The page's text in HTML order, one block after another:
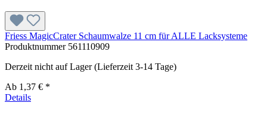
Friess MagicCrater Schaumwalze 11 cm für ALLE Lacksysteme
Produktnummer 561110909
Derzeit nicht auf Lager (Lieferzeit 3-14 Tage)
Ab 1,37 € *
Details